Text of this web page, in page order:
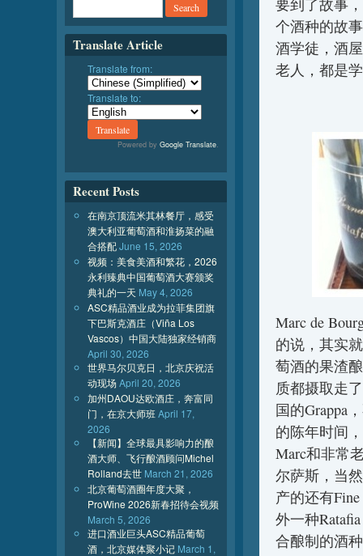
要到了故事
个酒种的故
酒学徒，酒
老人，都是
Marc de
的说，其实
萄酒的果渣
质都摄取走
国的Grappa
的陈年时间
Marc和非常
尔萨斯，当
产的还有
外一种
合酿制的酒
Translate Article
Translate from:
Translate to:
Powered by Google Translate.
Recent Posts
在南京顶流米其林餐厅，感受
澳大利亚葡萄酒和淮扬菜的融
合搭配June 15, 2026
视频：美食美酒和繁花，2026
永利臻典中国葡萄酒大赛颁奖
典礼的一天 May 4, 2026
ASC精品酒业成为拉菲集团旗
下巴斯克酒庄（Viña Los
Vascos）中国大陆独家经销商
April 30, 2026
世界马尔贝克日，北京庆祝活
动现场April 20, 2026
加州DAOU达欧酒庄，奔富同
门，在京大师班 April 17,
2026
【新闻】全球最具影响力的酿
酒大师、飞行酿酒顾问Michel
Rolland去世 March 21, 2026
北京葡萄酒圈年度大聚，
ProWine 2026新春招待会视频
March 5, 2026
进口酒业巨头ASC精品葡萄
酒，北京媒体聚小记 March 1,